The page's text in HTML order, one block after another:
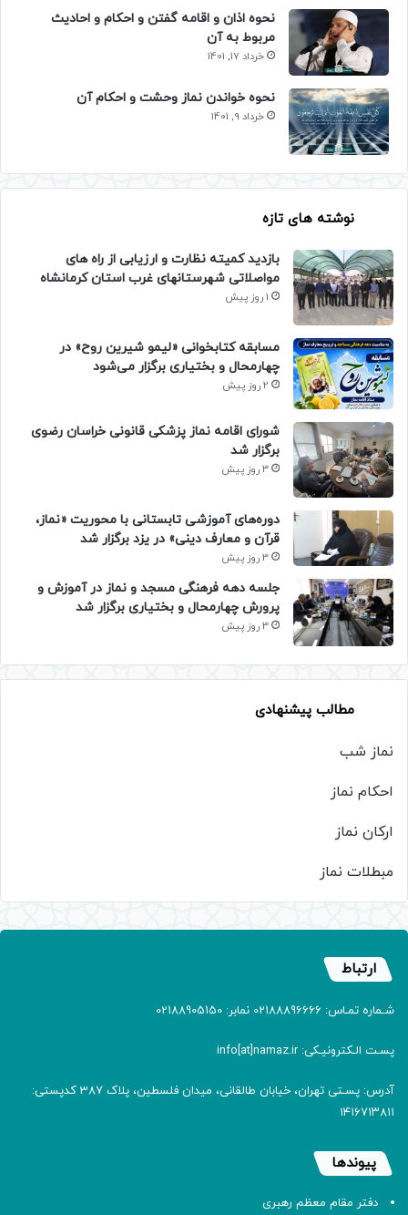
نحوه اذان و اقامه گفتن و احکام و احادیث
مربوط به آن
خرداد 17, 1401
نحوه خواندن نماز وحشت و احکام آن
خرداد 9, 1401
نوشته های تازه
بازدید کمیته نظارت و ارزیابی از راه های
مواصلاتی شهرستانهای غرب استان کرمانشاه
1 روز پیش
مسابقه کتابخوانی «لیمو شیرین روح» در
چهارمحال و بختیاری برگزار می‌شود
2 روز پیش
شورای اقامه نماز پزشکی قانونی خراسان رضوی
برگزار شد
3 روز پیش
دوره‌های آموزشی تابستانی با محوریت «نماز،
قرآن و معارف دینی» در یزد برگزار شد
3 روز پیش
جلسه دهه فرهنگی مسجد و نماز در آموزش و
پرورش چهارمحال و بختیاری برگزار شد
3 روز پیش
مطالب پیشنهادی
نماز شب
احکام نماز
ارکان نماز
مبطلات نماز
ارتباط
شـماره تمـاس: 02188896666 نمابر: 02188905150
پسـت الـکترونیـکی: info[at]namaz.ir
آدرس: پسـتی تهران، خیابان طالقانی، میدان فلسطین، پلاک 387 کدپستی:
۱۴۱۶۷۱۳۸۱۱
پیوندها
دفتر مقام معظم رهبری